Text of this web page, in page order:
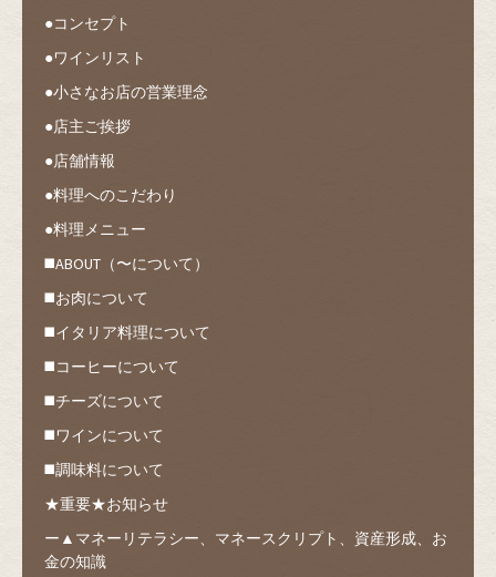
●コンセプト
●ワインリスト
●小さなお店の営業理念
●店主ご挨拶
●店舗情報
●料理へのこだわり
●料理メニュー
◼️ABOUT（〜について）
◼️お肉について
◼️イタリア料理について
◼️コーヒーについて
◼️チーズについて
◼️ワインについて
◼️調味料について
★重要★お知らせ
ー▲マネーリテラシー、マネースクリプト、資産形成、お
金の知識